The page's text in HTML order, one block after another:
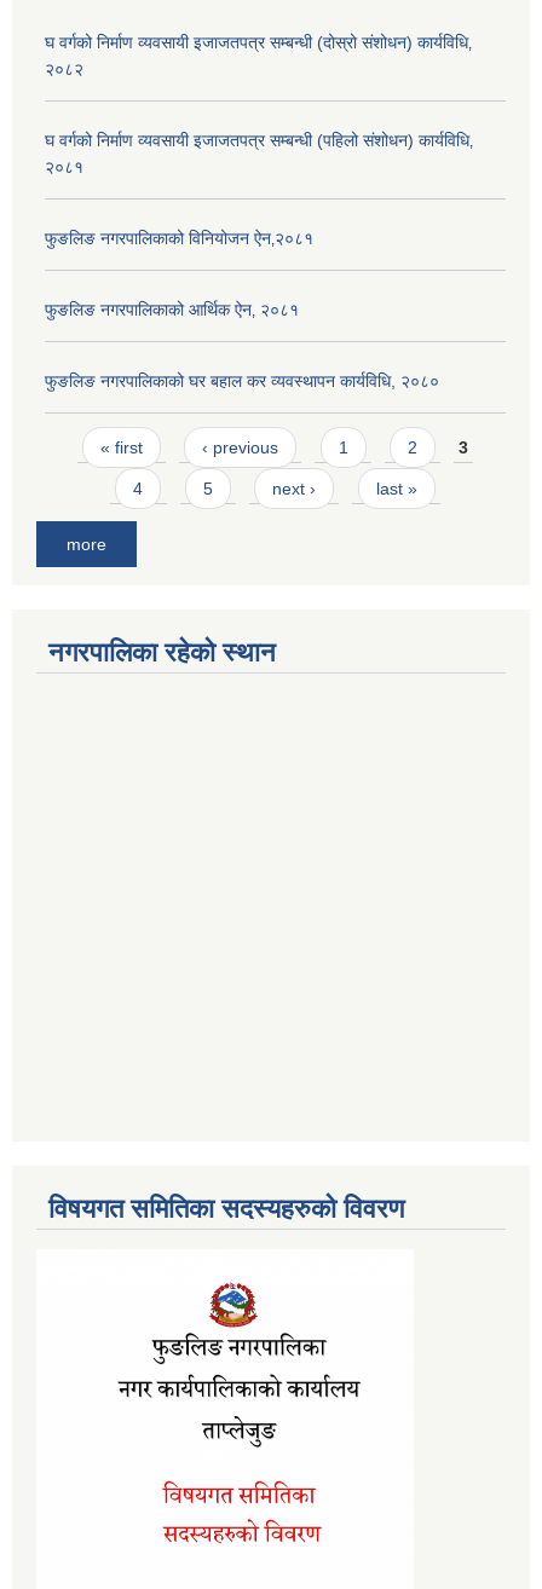
घ वर्गको निर्माण व्यवसायी इजाजतपत्र सम्बन्धी (दोस्रो संशोधन) कार्यविधि‚
२०८२
घ वर्गको निर्माण व्यवसायी इजाजतपत्र सम्बन्धी (पहिलो संशोधन) कार्यविधि‚
२०८१
फुङलिङ नगरपालिकाको विनियोजन ऐन‚२०८१
फुङलिङ नगरपालिकाको आर्थिक ऐन‚ २०८१
फुङलिङ नगरपालिकाको घर बहाल कर व्यवस्थापन कार्यविधि, २०८०
Pages
« first ‹ previous 1 2 3
4 5 next › last »
more
नगरपालिका रहेको स्थान
विषयगत समितिका सदस्यहरुको विवरण